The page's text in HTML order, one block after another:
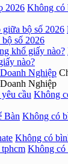
2026 Không có
bộ số 2026
số 2026
khổ giấy nào?
nào?
Nghiệp
Nghiệp
cầu Không
Bàn Không có
Không có
Không có